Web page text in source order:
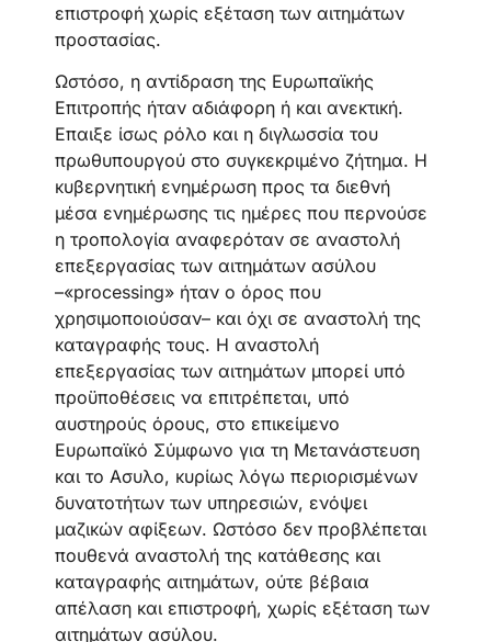
επιστροφή χωρίς εξέταση των αιτημάτων
προστασίας.
Ωστόσο, η αντίδραση της Ευρωπαϊκής
Επιτροπής ήταν αδιάφορη ή και ανεκτική.
Επαιξε ίσως ρόλο και η διγλωσσία του
πρωθυπουργού στο συγκεκριμένο ζήτημα. Η
κυβερνητική ενημέρωση προς τα διεθνή
μέσα ενημέρωσης τις ημέρες που περνούσε
η τροπολογία αναφερόταν σε αναστολή
επεξεργασίας των αιτημάτων ασύλου
–«processing» ήταν ο όρος που
χρησιμοποιούσαν– και όχι σε αναστολή της
καταγραφής τους. Η αναστολή
επεξεργασίας των αιτημάτων μπορεί υπό
προϋποθέσεις να επιτρέπεται, υπό
αυστηρούς όρους, στο επικείμενο
Ευρωπαϊκό Σύμφωνο για τη Μετανάστευση
και το Ασυλο, κυρίως λόγω περιορισμένων
δυνατοτήτων των υπηρεσιών, ενόψει
μαζικών αφίξεων. Ωστόσο δεν προβλέπεται
πουθενά αναστολή της κατάθεσης και
καταγραφής αιτημάτων, ούτε βέβαια
απέλαση και επιστροφή, χωρίς εξέταση των
αιτημάτων ασύλου.